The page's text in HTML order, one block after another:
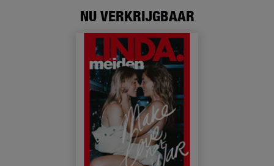
NU VERKRIJGBAAR